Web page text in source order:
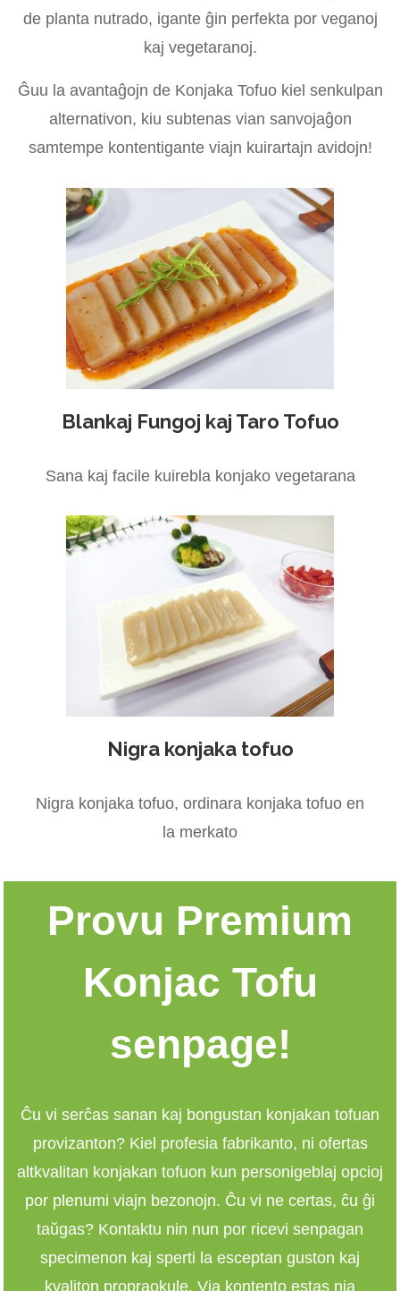
de planta nutrado, igante ĝin perfekta por veganoj
kaj vegetaranoj.
Ĝuu la avantaĝojn de Konjaka Tofuo kiel senkulpan
alternativon, kiu subtenas vian sanvojaĝon
samtempe kontentigante viajn kuirartajn avidojn!
Blankaj Fungoj kaj Taro Tofuo
Sana kaj facile kuirebla konjako vegetarana
Nigra konjaka tofuo
Nigra konjaka tofuo, ordinara konjaka tofuo en
la merkato
Provu Premium
Konjac Tofu
senpage!
Ĉu vi serĉas sanan kaj bongustan konjakan tofuan
provizanton? Kiel profesia fabrikanto, ni ofertas
altkvalitan konjakan tofuon kun personigeblaj opcioj
por plenumi viajn bezonojn. Ĉu vi ne certas, ĉu ĝi
taŭgas? Kontaktu nin nun por ricevi senpagan
specimenon kaj sperti la esceptan guston kaj
kvaliton propraokule. Via kontento estas nia